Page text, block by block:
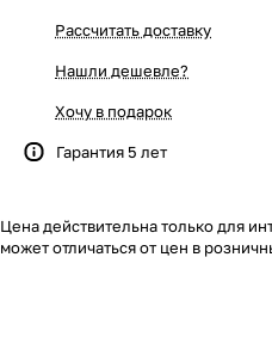
Рассчитать доставку
Нашли дешевле?
Хочу в подарок
Гарантия 5 лет
Цена действительна только для
может отличаться от цен в